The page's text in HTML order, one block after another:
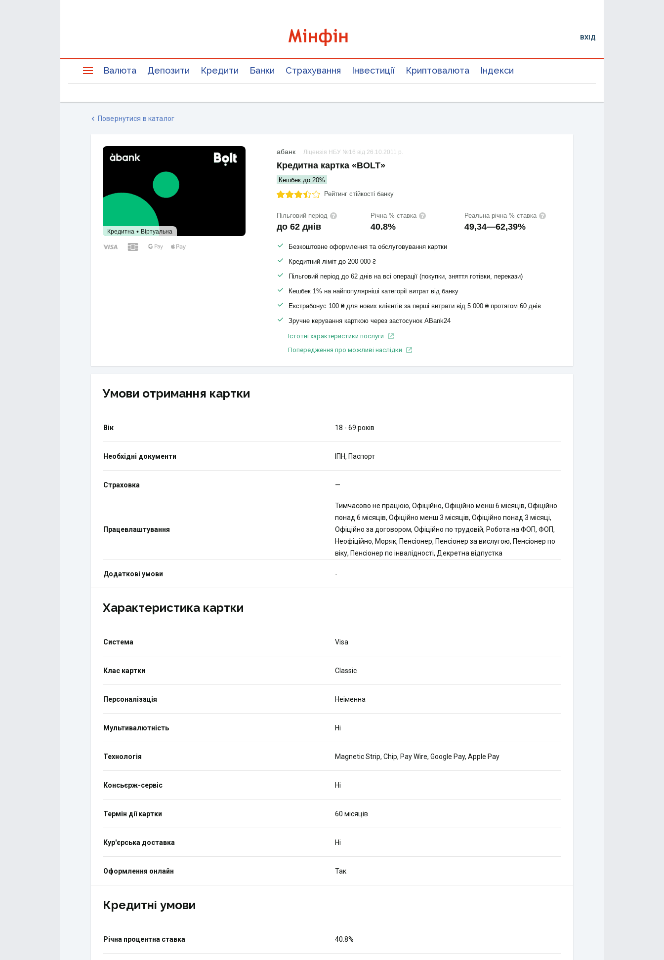
ВХІД
Валюта Депозити Кредити Банки Страхування Інвестиції Криптовалюта Індекси
Повернутися в каталог
Кредитна Віртуальна
абанк Ліцензія НБУ №16 від 26.10.2011 р.
Кредитна картка «BOLT»
Кешбек до 20%
Рейтинг стійкості банку
Пільговий період
до 62 днів
Річна % ставка
40.8%
Реальна річна % ставка
49,34—62,39%
Безкоштовне оформлення та обслуговування картки
Кредитний ліміт до 200 000 ₴
Пільговий період до 62 днів на всі операції (покупки, зняття готівки, перекази)
Кешбек 1% на найпопулярніші категорії витрат від банку
Екстрабонус 100 ₴ для нових клієнтів за перші витрати від 5 000 ₴ протягом 60 днів
Зручне керування карткою через застосунок ABank24
Істотні характеристики послуги
Попередження про можливі наслідки
Умови отримання картки
Вік 18 - 69 років
Необхідні документи ІПН, Паспорт
Страховка —
Працевлаштування
Тимчасово не працюю, Офіційно, Офіційно менш 6 місяців, Офіційно
понад 6 місяців, Офіційно менш 3 місяців, Офіційно понад 3 місяці,
Офіційно за договором, Офіційно по трудовій, Робота на ФОП, ФОП,
Неофіційно, Моряк, Пенсіонер, Пенсіонер за вислугою, Пенсіонер по
віку, Пенсіонер по інвалідності, Декретна відпустка
Додаткові умови -
Характеристика картки
Система Visa
Клас картки Classic
Персоналізація Неіменна
Мультивалютність Ні
Технологія Magnetic Strip, Chip, Pay Wire, Google Pay, Apple Pay
Консьєрж-сервіс Ні
Термін дії картки 60 місяців
Кур'єрська доставка Ні
Оформлення онлайн Так
Кредитні умови
Річна процентна ставка 40.8%